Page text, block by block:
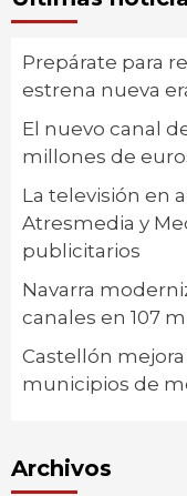
Prepárate para
estrena nueva
El nuevo canal
millones de
La televisión en
Atresmedia y
publicitarios
Navarra
canales en 107
Castellón
municipios de
Archivos